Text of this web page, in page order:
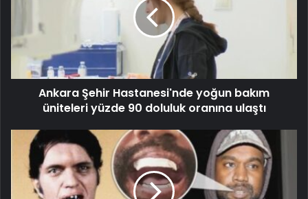
Ankara Şehir Hastanesi'nde yoğun bakım
üniteleri yüzde 90 doluluk oranına ulaştı